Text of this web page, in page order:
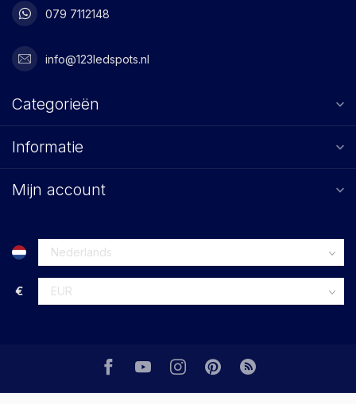
079 7112148
info@123ledspots.nl
Categorieën
Informatie
Mijn account
€